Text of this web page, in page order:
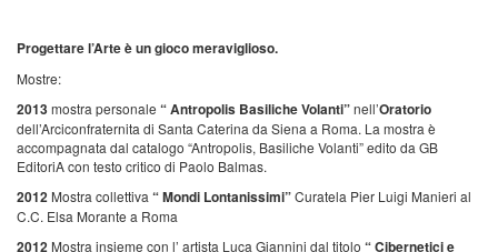
Progettare l’Arte è un gioco meraviglioso.
Mostre:
2013mostra personale “ Antropolis Basiliche Volanti”nell’Oratorio
dell’Arciconfraternita di Santa Caterina da Siena a Roma. La mostra è
accompagnata dal catalogo “Antropolis, Basiliche Volanti” edito da GB
EditoriA con testo critico di Paolo Balmas.
2012 Mostra collettiva “ Mondi Lontanissimi”Curatela Pier Luigi Manieri al
C.C. Elsa Morante a Roma
2012 Mostra insieme con l’ artista Luca Giannini dal titolo “ Cibernetici e